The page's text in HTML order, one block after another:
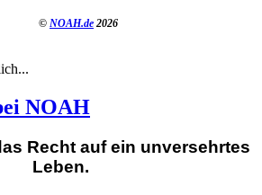
© NOAH.de 2026
NOAH
Recht auf ein unversehrtes
Leben.